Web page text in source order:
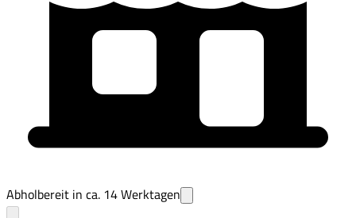
Abholbereit in ca. 14Werktagen